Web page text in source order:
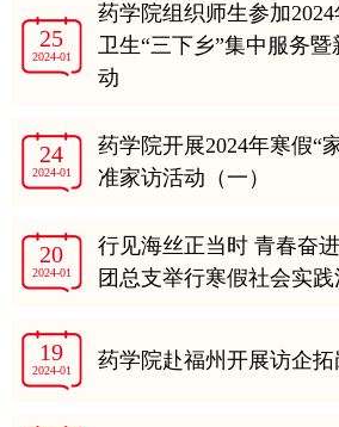
25
2024-01
药学院组织师生参加
卫生“三下乡”集中服务
动
24
2024-01
药学院开展2024年寒假“
准家访活动（一）
20
2024-01
行见海丝正当时 青春奋
团总支举行寒假社会实践
19
2024-01 药学院赴福州开展访企